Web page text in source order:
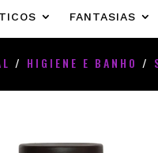
FANTASIAS
/ HIGIENE E BANHO /